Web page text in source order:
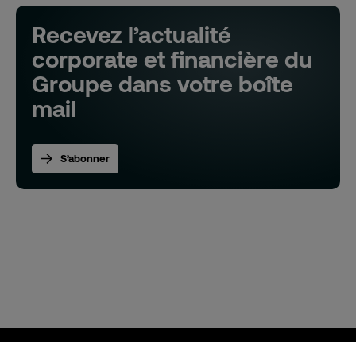
Recevez l’actualité
corporate et financière du
Groupe dans votre boîte
mail
S’abonner